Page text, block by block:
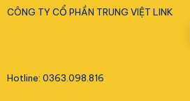
CÔNG TY CỔ PHẦN TRUNG VIỆT LINK
Hotline: 0363.098.816